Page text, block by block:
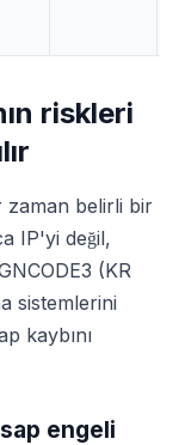
riskleri
zaman belirli bir
IP'yi değil,
(KR
sistemlerini
kaybını
engeli